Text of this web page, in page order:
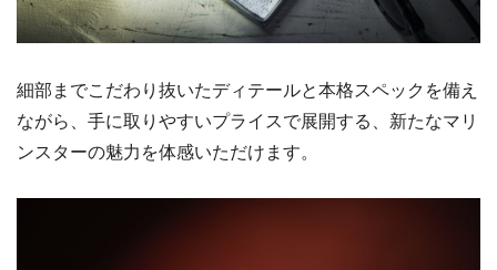
細部までこだわり抜いたディテールと本格スペックを備え
ながら、手に取りやすいプライスで展開する、新たなマリ
ンスターの魅力を体感いただけます。